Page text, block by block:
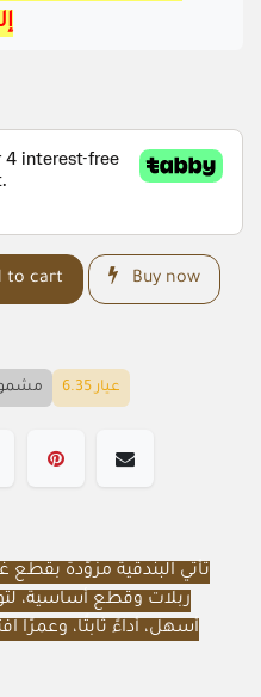
to cart Buy now
عيار 6.35
تأتي البندقية مزوّدة
ربلات وقطع أساسية،
أسهل، أداءً ثابتًا، وعمرًا